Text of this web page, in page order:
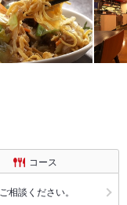
コース
相談ください。